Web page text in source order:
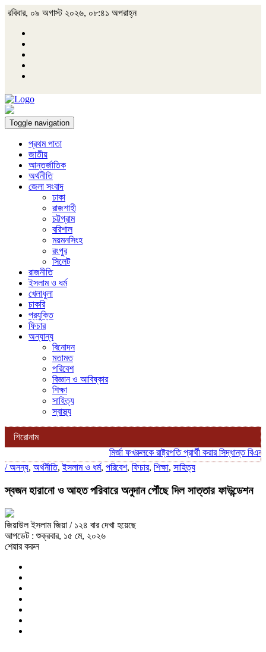
রবিবার, ০৯ অগাস্ট ২০২৬, ০৮:৪১ অপরাহ্ন
Toggle navigation
প্রথম পাতা
জাতীয়
আন্তর্জাতিক
অর্থনীতি
জেলা সংবাদ
ঢাকা
রাজশাহী
চট্টগ্রাম
বরিশাল
ময়মনসিংহ
রংপুর
সিলেট
রাজনীতি
ইসলাম ও ধর্ম
খেলাধুলা
চাকরি
প্রযুক্তি
ফিচার
অন্যান্য
বিনোদন
মতামত
পরিবেশ
বিজ্ঞান ও আবিষ্কার
শিক্ষা
সাহিত্য
স্বাস্থ্য
শিরোনাম
মির্জা ফখরুলকে রাষ্ট্রপতি প্রার্থী করার সিদ্ধান্ত বিএনপির
/অনন্য, অর্থনীতি,ইসলাম ও ধর্ম, পরিবেশ, ফিচার, শিক্ষা, সাহিত্য
স্বজন হারানো ও আহত পরিবারে অনুদান পৌঁছে দিল সাত্তার ফাউন্ডেশন
জিয়াউল ইসলাম জিয়া / ১২৪ বার দেখা হয়েছে
আপডেট : শুক্রবার, ১৫ মে, ২০২৬
শেয়ার করুন